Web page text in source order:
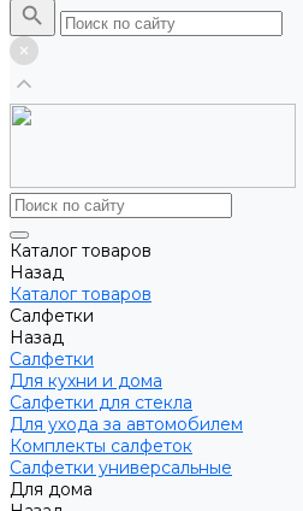
Каталог товаров
Назад
Каталог товаров
Салфетки
Назад
Салфетки
Для кухни и дома
Салфетки для стекла
Для ухода за автомобилем
Комплекты салфеток
Салфетки универсальные
Для дома